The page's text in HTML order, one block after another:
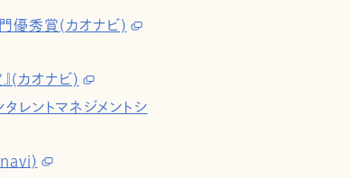
優秀賞(カオナビ)
(カオナビ)
ントマネジメントシ
navi)